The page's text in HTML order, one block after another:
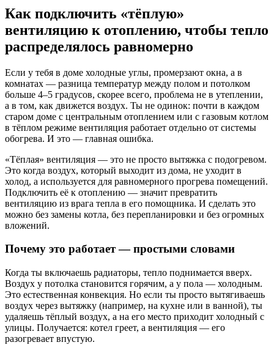
Как подключить «тёплую»
вентиляцию к отоплению, чтобы тепло
распределялось равномерно
Если у тебя в доме холодные углы, промерзают окна, а в
комнатах — разница температур между полом и потолком
больше 4–5 градусов, скорее всего, проблема не в утеплении,
а в том, как движется воздух. Ты не одинок: почти в каждом
старом доме с центральным отоплением или с газовым котлом
в тёплом режиме вентиляция работает отдельно от системы
обогрева. И это — главная ошибка.
«Тёплая» вентиляция — это не просто вытяжка с подогревом.
Это когда воздух, который выходит из дома, не уходит в
холод, а используется для равномерного прогрева помещений.
Подключить её к отоплению — значит превратить
вентиляцию из врага тепла в его помощника. И сделать это
можно без замены котла, без перепланировки и без огромных
вложений.
Почему это работает — простыми словами
Когда ты включаешь радиаторы, тепло поднимается вверх.
Воздух у потолка становится горячим, а у пола — холодным.
Это естественная конвекция. Но если ты просто вытягиваешь
воздух через вытяжку (например, на кухне или в ванной), ты
удаляешь тёплый воздух, а на его место приходит холодный с
улицы. Получается: котел греет, а вентиляция — его
разогревает впустую.